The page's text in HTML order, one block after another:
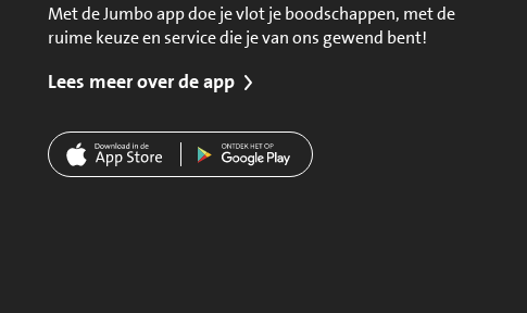
Met de Jumbo app doe je vlot je boodschappen, met de
ruime keuze en service die je van ons gewend bent!
Lees meer over de app